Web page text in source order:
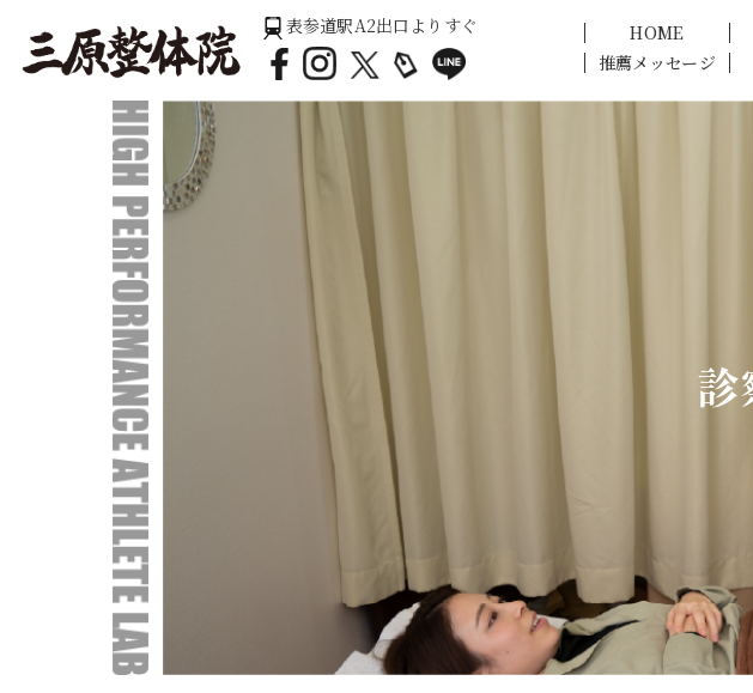
表参道駅A2出口よりすぐ HOME
推薦メッセージ
診